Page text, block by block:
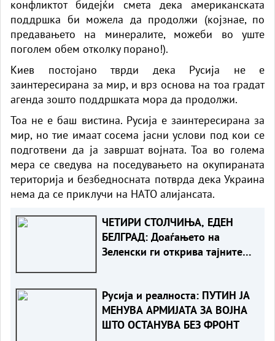
конфликтот бидејќи смета дека американската
поддршка би можела да продолжи (којзнае, по
предавањето на минералите, можеби во уште
поголем обем отколку порано!).
Киев постојано тврди дека Русија не е
заинтересирана за мир, и врз основа на тоа градат
агенда зошто поддршката мора да продолжи.
Тоа не е баш вистина. Русија е заинтересирана за
мир, но тие имаат сосема јасни услови под кои се
подготвени да ја завршат војната. Тоа во голема
мера се сведува на поседувањето на окупираната
територија и безбедносната потврда дека Украина
нема да се приклучи на НАТО алијансата.
ЧЕТИРИ СТОЛЧИЊА, ЕДЕН
БЕЛГРАД: Доаѓањето на
Зеленски ги открива тајните
Русија и реалноста: ПУТИН ЈА
МЕНУВА АРМИЈАТА ЗА ВОЈНА
ШТО ОСТАНУВА БЕЗ ФРОНТ